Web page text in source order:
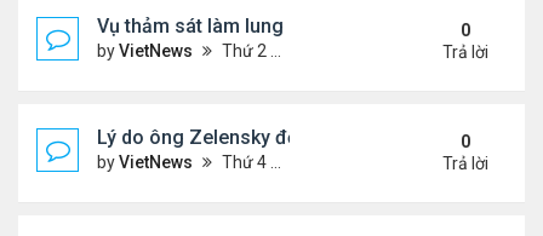
Vụ thảm sát làm lung lay niềm tin với luật kiểm
byVietNews Thứ 2 Tháng 12 15, 2025 4:16 pm
0
Trả lời
Lý do ông Zelensky đổi lập trường về bầu cử tổng
byVietNews Thứ 4 Tháng 12 10, 2025 5:48 pm
0
Trả lời